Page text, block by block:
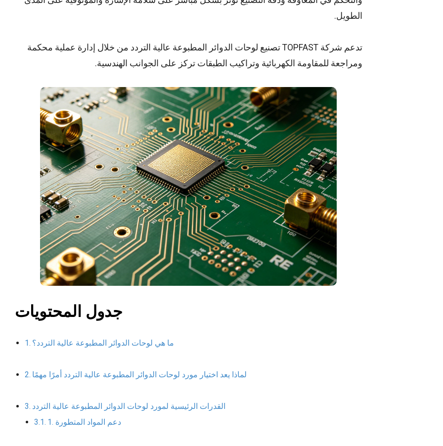
الطويل.
تدعم شركة TOPFAST تصنيع لوحات الدوائر المطبوعة عالية التردد من خلال إدارة عملية محكمة
ومراجعة للمقاومة الكهربائية وتراكيب الطبقات تركز على الجوانب الهندسية.
جدول المحتويات
ما هي لوحات الدوائر المطبوعة عالية التردد؟
لماذا يعد اختيار مورد لوحات الدوائر المطبوعة عالية التردد أمرًا مهمًا
القدرات الرئيسية لمورد لوحات الدوائر المطبوعة عالية التردد
1. دعم المواد المتطورة